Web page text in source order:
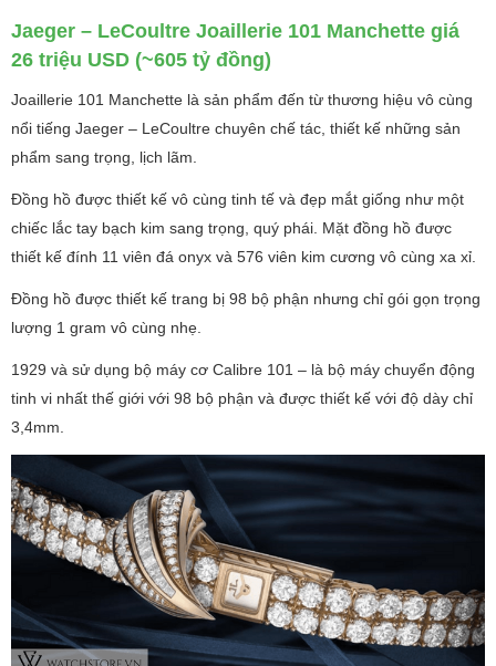
Jaeger – LeCoultre Joaillerie 101 Manchette giá
26 triệu USD (~605 tỷ đồng)
Joaillerie 101 Manchette là sản phẩm đến từ thương hiệu vô cùng
nổi tiếng Jaeger – LeCoultre chuyên chế tác, thiết kế những sản
phẩm sang trọng, lịch lãm.
Đồng hồ được thiết kế vô cùng tinh tế và đẹp mắt giống như một
chiếc lắc tay bạch kim sang trọng, quý phái. Mặt đồng hồ được
thiết kế đính 11 viên đá onyx và 576 viên kim cương vô cùng xa xỉ.
Đồng hồ được thiết kế trang bị 98 bộ phận nhưng chỉ gói gọn trọng
lượng 1 gram vô cùng nhẹ.
1929 và sử dụng bộ máy cơ Calibre 101 – là bộ máy chuyển động
tinh vi nhất thế giới với 98 bộ phận và được thiết kế với độ dày chỉ
3,4mm.